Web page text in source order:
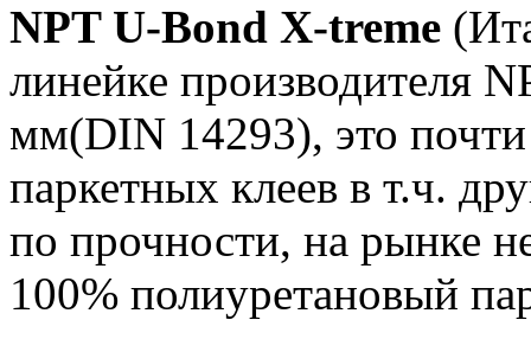
NPT U-Bond X-treme
линейке производителя
мм(DIN 14293), это
паркетных клеев в т.ч.
по прочности, на рынке
100% полиуретановый